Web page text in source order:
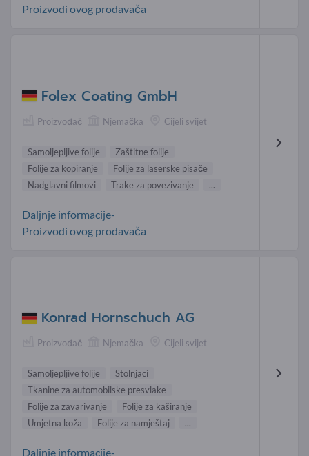
Proizvodi ovog prodavača
Folex Coating GmbH
Proizvođač Njemačka Cijeli svijet
Samoljepljive folije
Zaštitne folije
Folije za kopiranje
Folije za laserske pisače
Nadglavni filmovi
Trake za povezivanje ...
Daljnje informacije-
Proizvodi ovog prodavača
Konrad Hornschuch AG
Proizvođač Njemačka Cijeli svijet
Samoljepljive folije
Stolnjaci
Tkanine za automobilske presvlake
Folije za zavarivanje
Folije za kaširanje
Umjetna koža
Folije za namještaj ...
Daljnje informacije-